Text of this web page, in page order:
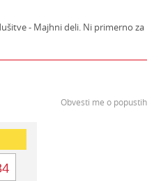
- Majhni deli. Ni primerno za
Obvesti me o popustih